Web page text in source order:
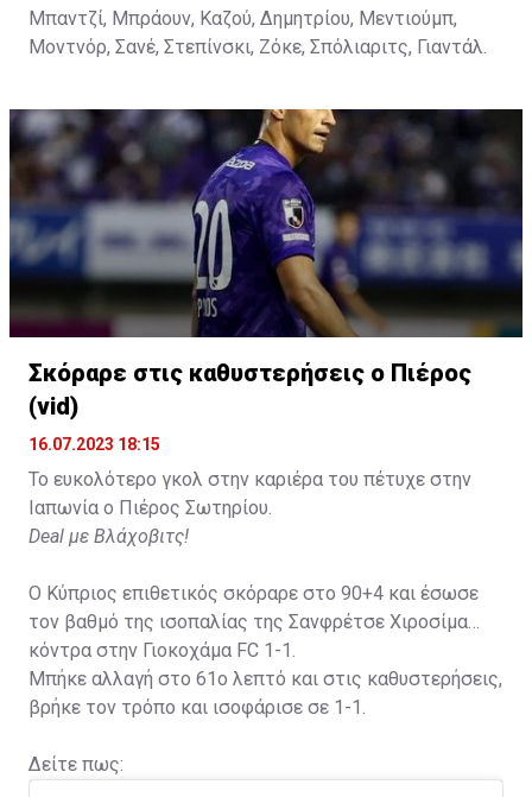
Μπαντζί, Μπράουν, Καζού, Δημητρίου, Μεντιούμπ,
Μοντνόρ, Σανέ, Στεπίνσκι, Ζόκε, Σπόλιαριτς, Γιαντάλ.
Σκόραρε στις καθυστερήσεις ο Πιέρος
(vid)
16.07.2023 18:15
Το ευκολότερο γκολ στην καριέρα του πέτυχε στην
Ιαπωνία ο Πιέρος Σωτηρίου.
Deal με Βλάχοβιτς!
Ο Κύπριος επιθετικός σκόραρε στο 90+4 και έσωσε
τον βαθμό της ισοπαλίας της Σανφρέτσε Χιροσίμα
κόντρα στην Γιοκοχάμα FC 1-1.
Μπήκε αλλαγή στο 61ο λεπτό και στις καθυστερήσεις,
βρήκε τον τρόπο και ισοφάρισε σε 1-1.
Δείτε πως: